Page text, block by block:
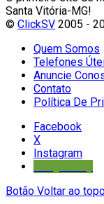
Santa Vitória-MG!
© ClickSV 2005 -
Quem Somos
Telefones
Anuncie
Contato
Política De
Facebook
X
Instagram
Botão Voltar ao